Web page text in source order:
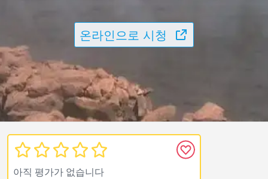
온라인으로 시청
아직 평가가 없습니다